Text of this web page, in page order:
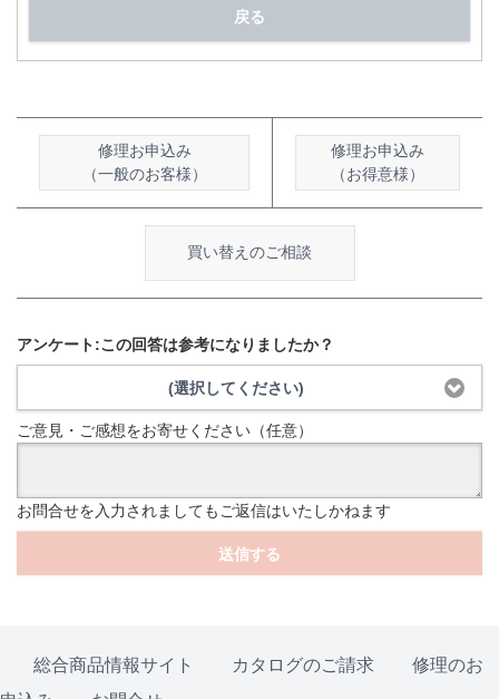
戻る
修理お申込み
（一般のお客様）
修理お申込み
（お得意様）
買い替えのご相談
アンケート:この回答は参考になりましたか？
(選択してください)
ご意見・ご感想をお寄せください（任意）
お問合せを入力されましてもご返信はいたしかねます
送信する
総合商品情報サイト カタログのご請求
修理のお